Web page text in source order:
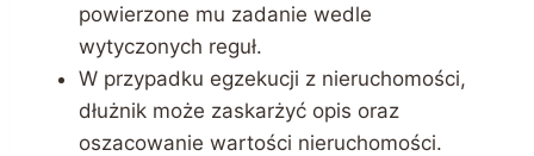
powierzone mu zadanie wedle
wytyczonych reguł.
W przypadku egzekucji z nieruchomości,
dłużnik może zaskarżyć opis oraz
oszacowanie wartości nieruchomości.